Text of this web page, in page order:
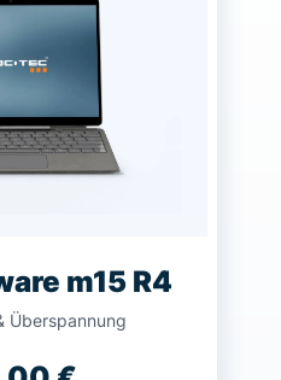
m15 R4
Überspannung